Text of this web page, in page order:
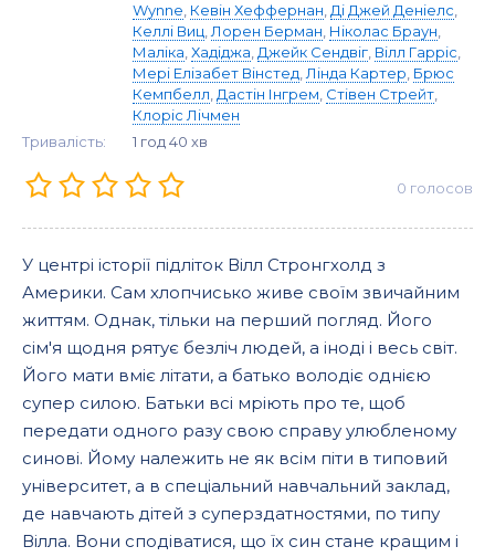
Wynne Кевін Хеффернан Ді Джей Деніелс
Келлі Виц Лорен Берман Ніколас Браун
Маліка Хадіджа Джейк Сендвіг Вілл Гарріс
Мері Елізабет Вінстед Лінда Картер Брюс
Кемпбелл Дастін Інгрем Стівен Стрейт
Клоріс Лічмен
Тривалість:
1 год 40 хв
0 голосов
У центрі історії підліток Вілл Стронгхолд з
Америки. Сам хлопчисько живе своїм звичайним
життям. Однак, тільки на перший погляд. Його
сім'я щодня рятує безліч людей, а іноді і весь світ.
Його мати вміє літати, а батько володіє однією
супер силою. Батьки всі мріють про те, щоб
передати одного разу свою справу улюбленому
синові. Йому належить не як всім піти в типовий
університет, а в спеціальний навчальний заклад,
де навчають дітей з суперздатностями, по типу
Вілла. Вони сподіватися, що їх син стане кращим і